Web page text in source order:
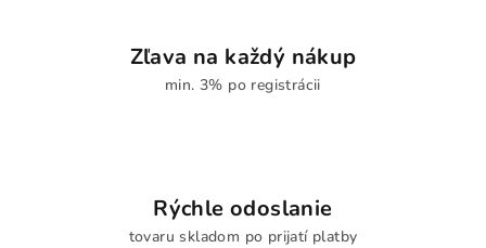
Zľava na každý nákup
min. 3% po registrácii
Rýchle odoslanie
tovaru skladom po prijatí platby